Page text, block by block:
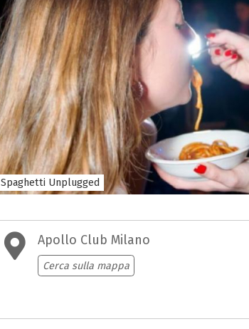
Spaghetti Unplugged
Apollo Club Milano
Cerca sulla mappa